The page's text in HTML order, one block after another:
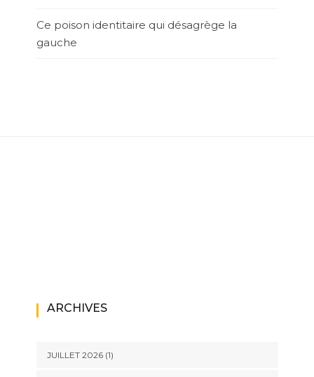
Ce poison identitaire qui désagrège la
gauche
ARCHIVES
JUILLET 2026(1)